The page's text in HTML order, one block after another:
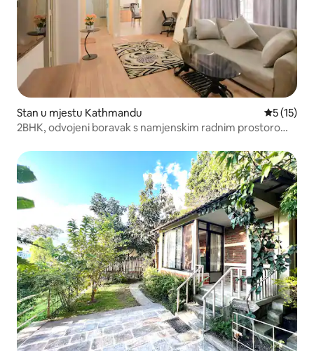
Stan u mjestu Kathmandu prosječna
5 (15)
2BHK, odvojeni boravak s namjenskim radnim prostorom,